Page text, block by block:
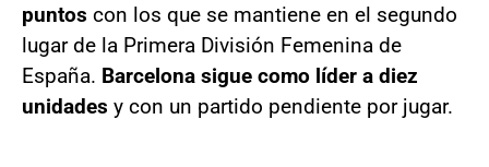
puntos con los que se mantiene en el segundo
lugar de la Primera División Femenina de
España. Barcelona sigue como líder a diez
unidades y con un partido pendiente por jugar.